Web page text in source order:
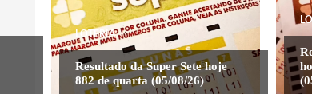
LOTERIA
Resultado da Super Sete hoje
882 de quarta (05/08/26)